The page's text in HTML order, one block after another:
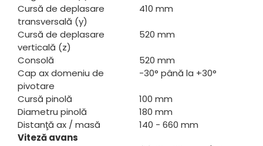
Cursă de deplasare
transversală (y)
410 mm
Cursă de deplasare
verticală (z)
520 mm
Consolă
520 mm
Cap ax domeniu de
pivotare
-30° până la +30°
Cursă pinolă
100 mm
Diametru pinolă
180 mm
Distanţă ax / masă
140 - 660 mm
Viteză avans